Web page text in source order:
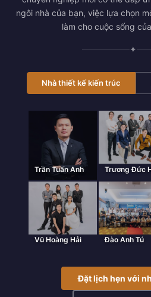
ngôi nhà của bạn, việc lựa chọn
làm cho cuộc sống
✦
Nhà thiết kế kiến trúc
Trần Tuấn Anh Trương Đức
Vũ Hoàng Hải Đào Anh Tú
Đặt lịch hẹn với